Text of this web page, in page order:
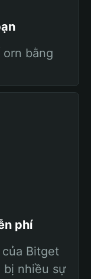
bằng
phí
Bitget
bị nhiều sự